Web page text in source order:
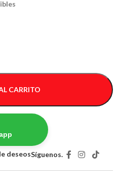
CARRITO
deseosSíguenos.